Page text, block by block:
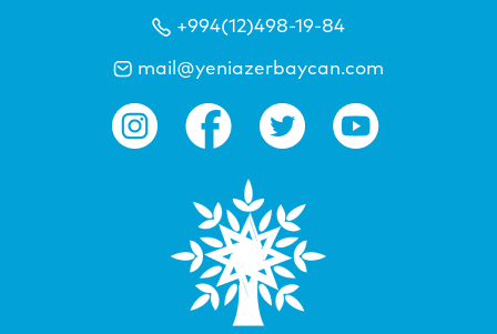
+994(12)498-19-84
mail@yeniazerbaycan.com